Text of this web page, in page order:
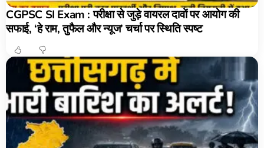
CGPSC SI Exam : परीक्षा से जुड़े वायरल दावों पर आयोग की
सफाई, ‘हे राम, तुफैल और न्यूज’ चर्चा पर स्थिति स्पष्ट